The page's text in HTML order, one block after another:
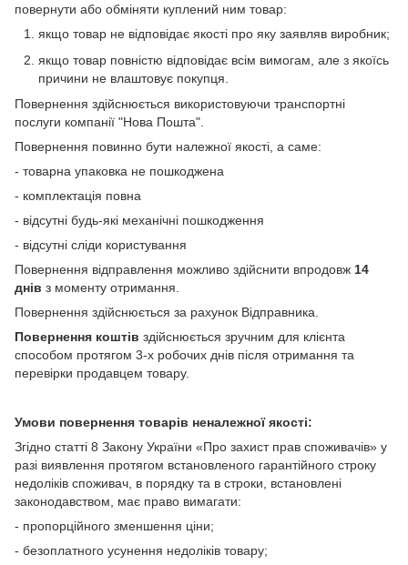
повернути або обміняти куплений ним товар:
якщо товар не відповідає якості про яку заявляв виробник;
якщо товар повністю відповідає всім вимогам, але з якоїсь
причини не влаштовує покупця.
Повернення здійснюється використовуючи транспортні
послуги компанії "Нова Пошта".
Повернення повинно бути належної якості, а саме:
- товарна упаковка не пошкоджена
- комплектація повна
- відсутні будь-які механічні пошкодження
- відсутні сліди користування
Повернення відправлення можливо здійснити впродовж 14
днів з моменту отримання.
Повернення здійснюється за рахунок Відправника.
Повернення коштів здійснюється зручним для клієнта
способом протягом 3-х робочих днів після отримання та
перевірки продавцем товару.
Умови повернення товарів неналежної якості:
Згідно статті 8 Закону України «Про захист прав споживачів» у
разі виявлення протягом встановленого гарантійного строку
недоліків споживач, в порядку та в строки, встановлені
законодавством, має право вимагати:
- пропорційного зменшення ціни;
- безоплатного усунення недоліків товару;